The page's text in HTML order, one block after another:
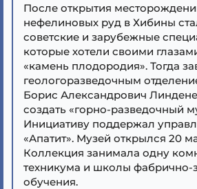
После открытия
нефелиновых руд в Хибины
советские и зарубежные
которые хотели своими
«камень плодородия». Тогда
геологоразведочным
Борис Александрович
создать «горно-разведочный
Инициативу поддержал
«Апатит». Музей открылся 20
Коллекция занимала одну
техникума и школы фабрично-
обучения.